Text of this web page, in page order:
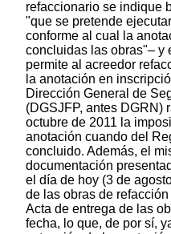
refaccionario se indique
"que se pretende
conforme al cual la
concluidas las obras"– y
permite al acreedor
la anotación en
Dirección General de
(DGSJFP, antes DGRN)
octubre de 2011 la
anotación cuando del
concluido. Además, el
documentación
el día de hoy (3 de
de las obras de
Acta de entrega de las
fecha, lo que, de por sí,